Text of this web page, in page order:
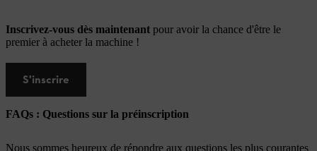
Inscrivez-vous dès maintenant pour avoir la chance d'être le
premier à acheter la machine !
S'inscrire
FAQs : Questions sur la préinscription
Nous sommes heureux de répondre aux questions les plus courantes